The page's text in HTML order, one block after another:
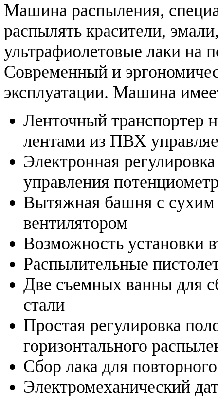
Машина распыления,
распылять красители,
ультрафиолетовые лаки на
Современный и
эксплуатации. Машина
Ленточный транспортер
лентами из ПВХ
Электронная
управления
Вытяжная башня с сухим
вентилятором
Возможность установки
Распылительные
Две съемных ванны для
стали
Простая регулировка
горизонтального
Сбор лака для
Электромеханический